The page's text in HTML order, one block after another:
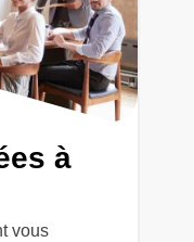
à
vous